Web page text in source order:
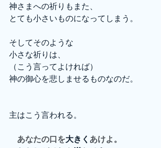
神さまへの祈りもまた、
とても小さいものになってしまう。
そしてそのような
小さな祈りは、
（こう言ってよければ）
神の御心を悲しませるものなのだ。
主はこう言われる。
あなたの口を大きく あけよ。